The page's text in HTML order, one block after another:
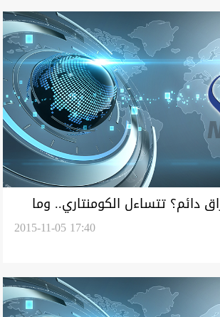
دائم؟ تتساءل الكومنتاري.. وما
2015-11-05 17:40